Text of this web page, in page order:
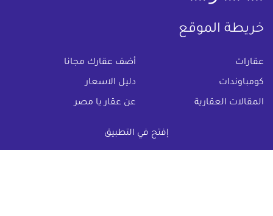
إفتح في التطبيق
خريطة الموقع
عقارات أضف عقارك مجانا
كومباوندات دليل الاسعار
المقالات العقارية عن عقار يا مصر